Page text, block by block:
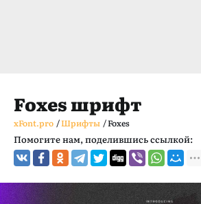
Foxes шрифт
xFont.pro /Шрифты /Foxes
Помогите нам, поделившись ссылкой: